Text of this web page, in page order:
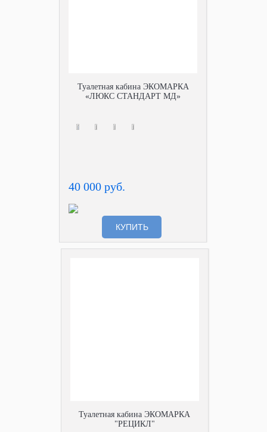
Туалетная кабина ЭКОМАРКА
«ЛЮКС СТАНДАРТ МД»
40 000 руб.
КУПИТЬ
Туалетная кабина ЭКОМАРКА
"РЕЦИКЛ"